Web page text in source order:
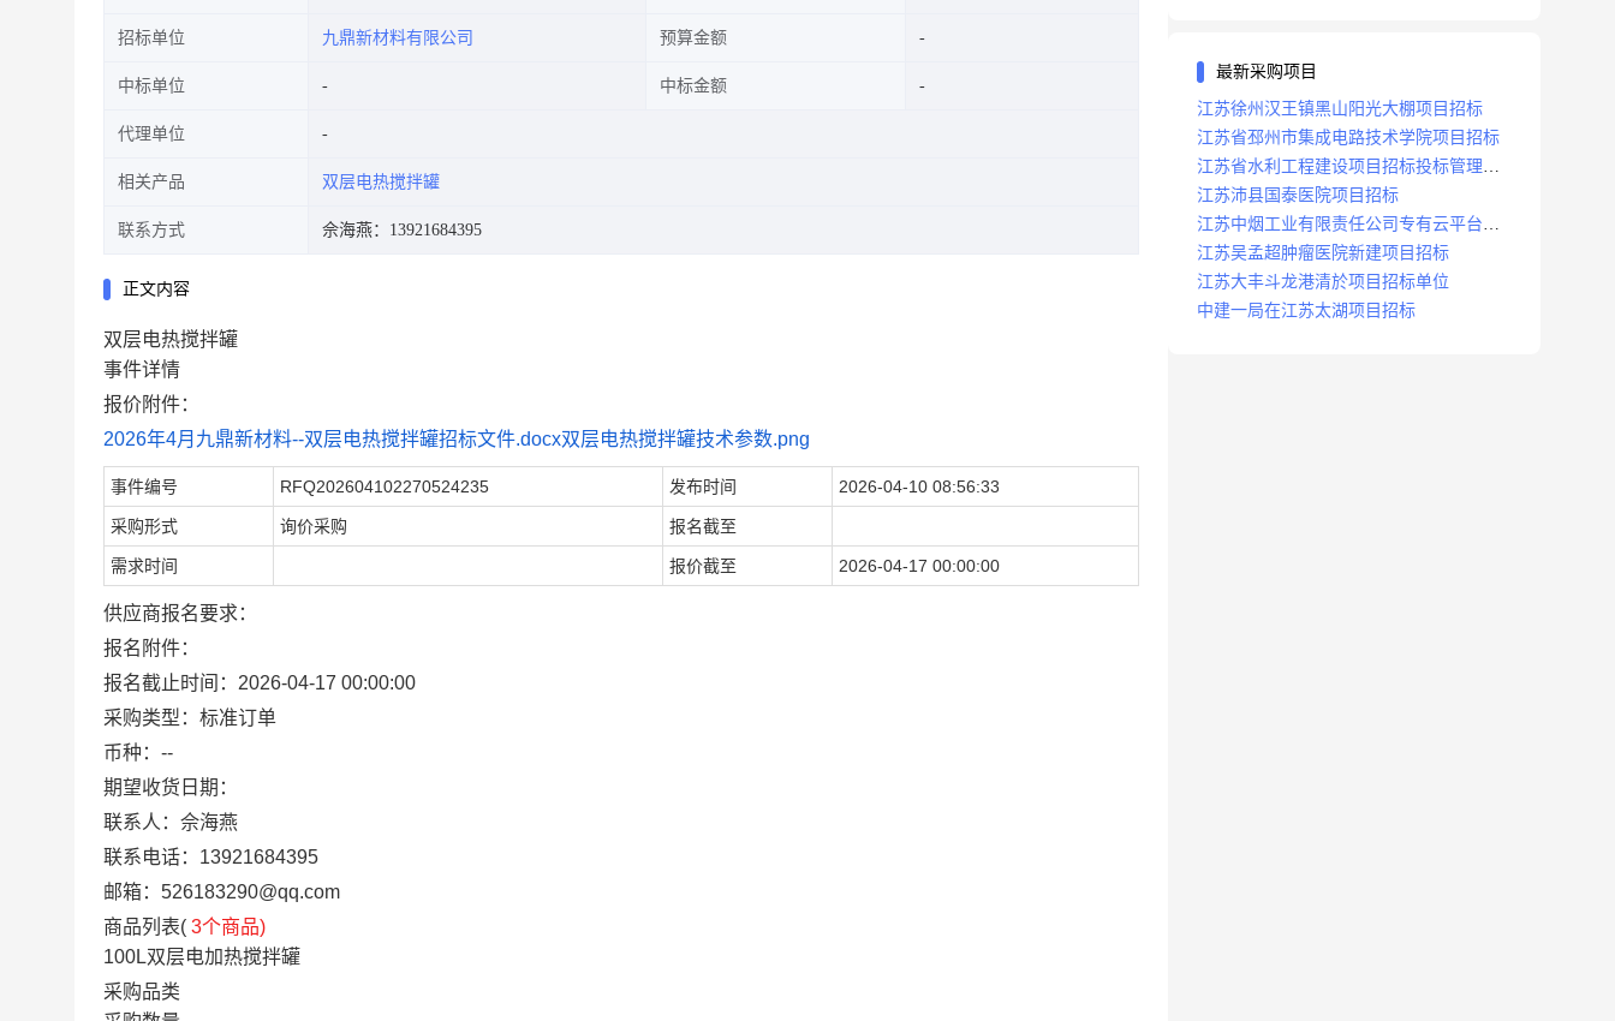
招标单位 九鼎新材料有限公司 预算金额
中标单位 中标金额
代理单位
相关产品 双层电热搅拌罐
联系方式 佘海燕：13921684395
正文内容
双层电热搅拌罐
事件详情
报价附件：
2026年4月九鼎新材料--双层电热搅拌罐招标文件.docx双层电热搅拌罐技术参数.png
事件编号 RFQ202604102270524235 发布时间 2026-04-10 08:56:33
采购形式 询价采购 报名截至
需求时间 报价截至 2026-04-17 00:00:00
供应商报名要求：
报名附件：
报名截止时间： 2026-04-17 00:00:00
采购类型： 标准订单
币种： --
期望收货日期：
联系人：佘海燕
联系电话： 13921684395
邮箱： 526183290@qq.com
商品列表( 3个商品)
100L双层电加热搅拌罐
采购品类
最新采购项目
江苏徐州汉王镇黑山阳光大棚项目招标
江苏省邳州市集成电路技术学院项目招标
江苏省水利工程建设项目招标投标管理办
法
江苏沛县国泰医院项目招标
江苏中烟工业有限责任公司专有云平台扩
容项目招标
江苏吴孟超肿瘤医院新建项目招标
江苏大丰斗龙港清於项目招标单位
中建一局在江苏太湖项目招标